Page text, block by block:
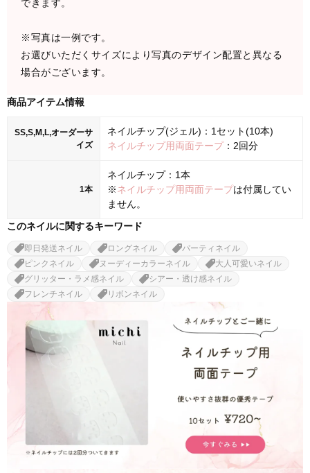
できます。
※写真は一例です。
お選びいただくサイズにより写真のデザイン配置と異なる
場合がございます。
商品アイテム情報
SS,S,M,L,オーダーサ
イズ
ネイルチップ(ジェル)：1セット(10本)
ネイルチップ用両面テープ：2回分
1本
ネイルチップ：1本
※ネイルチップ用両面テープは付属してい
ません。
このネイルに関するキーワード
即日発送ネイル ロングネイル
パーティネイル
ピンクネイル
ヌーディーカラーネイル
大人可愛いネイル
グリッター・ラメ感ネイル
シアー・透け感ネイル
フレンチネイル
リボンネイル